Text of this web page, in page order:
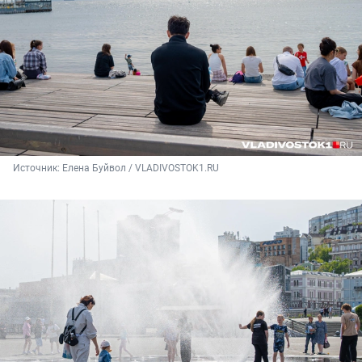
Источник: Елена Буйвол / VLADIVOSTOK1.RU